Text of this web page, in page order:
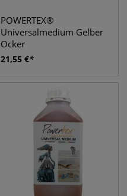
POWERTEX®
Universalmedium Gelber
Ocker
21,55 €